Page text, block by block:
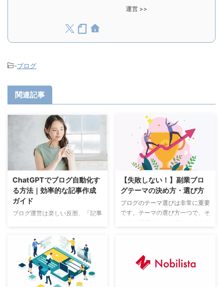
運営 >>
-ブログ
関連記事
ChatGPTでブログ自動化す
る方法｜効率的な記事作成
ガイド
ブログ運営は楽しい反面、「記事
すよね。そこで注目されているの
が、ChatGPTを活用したブログ
自動化です。ChatGPTを上手に
使えば、記事構成から本文作成ま
でを効率化でき、作業時間を大幅
【失敗しない！】副業ブロ
グテーマの決め方・選び方
ブログのテーマ選びは非常に重要
です。テーマの選び方一つで、そ
が、同じ人間が書いていてもテー
マによっては、書くことに時間が